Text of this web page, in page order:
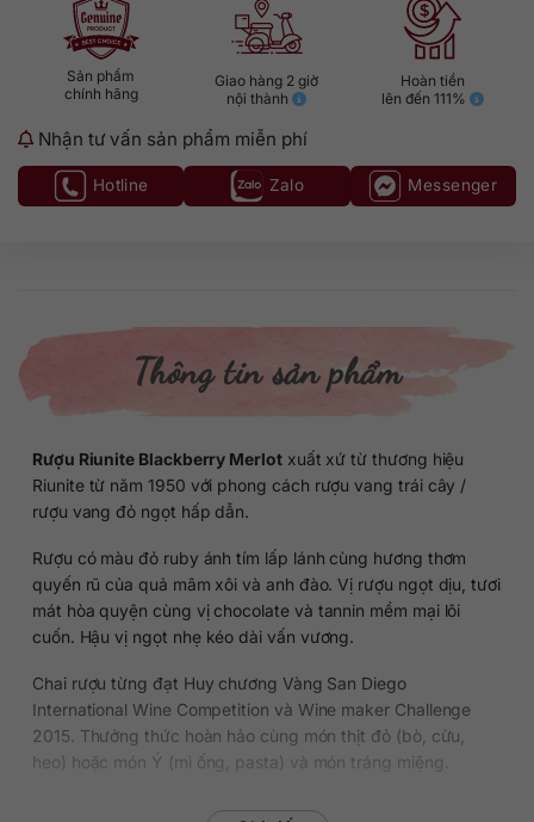
Sản phẩm
chính hãng
Giao hàng 2 giờ
nội thành
Hoàn tiền
lên đến 111%
Nhận tư vấn sản phẩm miễn phí
Hotline Zalo Messenger
Thông tin sản phẩm
Rượu Riunite Blackberry Merlotxuất xứ từ thương hiệu
Riunite từ năm 1950 với phong cách rượu vang trái cây /
rượu vang đỏ ngọt hấp dẫn.
Rượu có màu đỏ ruby ánh tím lấp lánh cùng hương thơm
quyến rũ của quả mâm xôi và anh đào. Vị rượu ngọt dịu, tươi
mát hòa quyện cùng vị chocolate và tannin mềm mại lôi
cuốn. Hậu vị ngọt nhẹ kéo dài vấn vương.
Chai rượu từng đạt Huy chương Vàng San Diego
International Wine Competition và Wine maker Challenge
2015. Thưởng thức hoàn hảo cùng món thịt đỏ (bò, cừu,
heo) hoặc món Ý (mì ống, pasta) và món tráng miệng.